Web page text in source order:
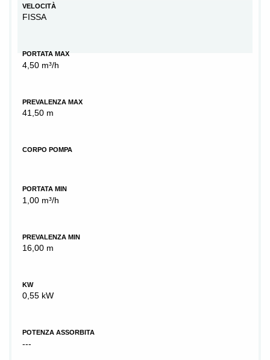
VELOCITÀ
FISSA
PORTATA MAX
4,50 m³/h
PREVALENZA MAX
41,50 m
CORPO POMPA
PORTATA MIN
1,00 m³/h
PREVALENZA MIN
16,00 m
KW
0,55 kW
POTENZA ASSORBITA
---